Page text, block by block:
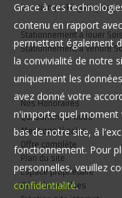
Location parking et
Stationnement à louer
Stationnement à vendre
Nos Honoraires
Qui sommes-nous
Mentions légales
Offre complète
Plan du site
Espace propriétaire
Gérer les cookies
Grace à ces
contenu en rapport
permettent également
la convivialité de notre
uniquement les
avez donné votre
n'importe quel moment
bas de notre site, à
fonctionnement. Pour
personnelles, veuillez
confidentialité.